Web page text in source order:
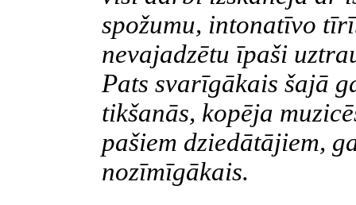
spožumu, intonatīvo
nevajadzētu īpaši
Pats svarīgākais šajā
tikšanās, kopēja
pašiem dziedātājiem,
nozīmīgākais.